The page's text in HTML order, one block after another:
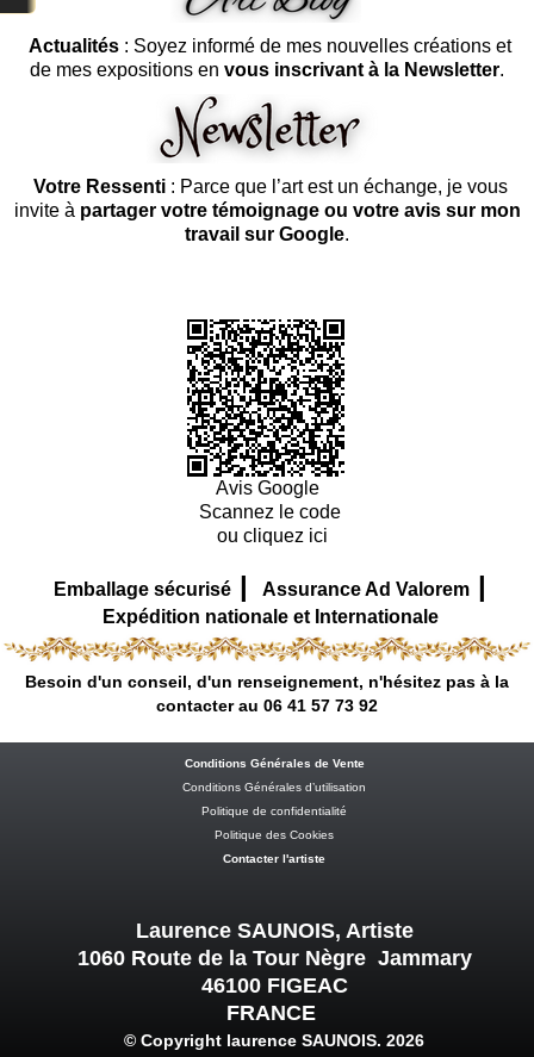
Actualités : Soyez informé de mes nouvelles créations et
de mes expositions en vous inscrivant à la Newsletter.
Votre Ressenti: Parce que l’art est un échange, je vous
invite à partager votre témoignage ou votre avis sur mon
travail sur Google.
Avis Google
Scannez le code
ou cliquez ici
Emballage sécurisé | Assurance Ad Valorem |
Expédition nationale et Internationale
Besoin d'un conseil, d'un renseignement, n'hésitez pas à la
contacter au 06 41 57 73 92
Conditions Générales de Vente
Conditions Générales d’utilisation
Politique de confidentialité
Politique des Cookies
Contacter l'artiste
Laurence SAUNOIS, Artiste
1060 Route de la Tour Nègre Jammary
46100 FIGEAC
FRANCE
© Copyright laurence SAUNOIS. 2026